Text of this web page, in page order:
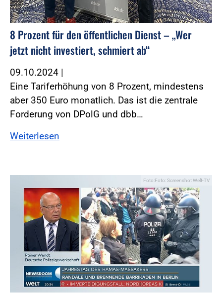
8 Prozent für den öffentlichen Dienst – „Wer
jetzt nicht investiert, schmiert ab“
09.10.2024 |
Eine Tariferhöhung von 8 Prozent, mindestens
aber 350 Euro monatlich. Das ist die zentrale
Forderung von DPolG und dbb…
Weiterlesen
Foto:Foto: Screenshot Welt-TV